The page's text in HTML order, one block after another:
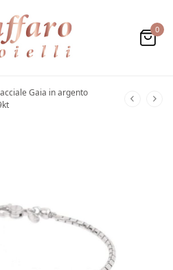
0
Gaia in argento